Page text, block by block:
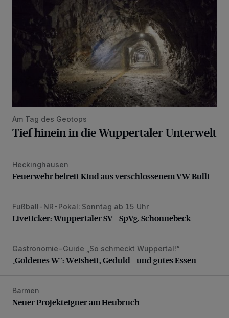
Am Tag des Geotops
Tief hinein in die Wuppertaler Unterwelt
Feuerwehr befreit Kind aus verschlossenem VW Bulli
Heckinghausen
Feuerwehr befreit Kind aus verschlossenem VW Bulli
Liveticker: Wuppertaler SV – SpVg. Schonnebeck
Fußball-NR-Pokal: Sonntag ab 15 Uhr
Liveticker: Wuppertaler SV – SpVg. Schonnebeck
„Goldenes W“: Weisheit, Geduld – und gutes Essen
Gastronomie-Guide „So schmeckt Wuppertal!“
„Goldenes W“: Weisheit, Geduld – und gutes Essen
Neuer Projekteigner am Heubruch
Barmen
Neuer Projekteigner am Heubruch